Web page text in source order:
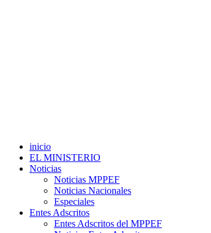
inicio
EL MINISTERIO
Noticias
Noticias MPPEF
Noticias Nacionales
Especiales
Entes Adscritos
Entes Adscritos del MPPEF